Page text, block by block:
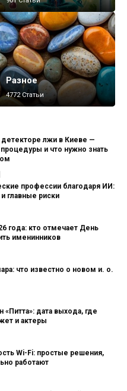
Разное
4772 Статьи
детекторе лжи в Киеве —
и что нужно знать
профессии благодаря ИИ:
главные риски
года: кто отмечает День
именинников
что известно о новом и. о.
«Питта»: дата выхода, где
и актеры
Wi-Fi: простые решения,
работают